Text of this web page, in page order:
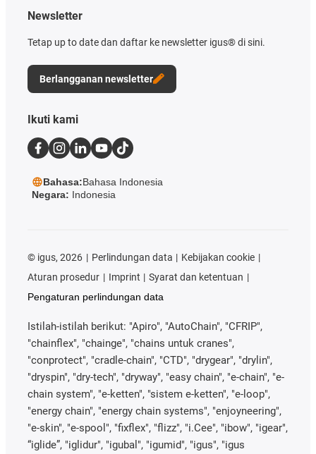
Newsletter
Tetap up to date dan daftar ke newsletter igus® di sini.
Berlangganan newsletter
Ikuti kami
Bahasa:Bahasa Indonesia
Negara: Indonesia
© igus, 2026 Perlindungan data
Kebijakan cookie
Aturan prosedur
Imprint
Syarat dan ketentuan
Pengaturan perlindungan data
Istilah-istilah berikut: "Apiro", "AutoChain", "CFRIP",
"chainflex", "chainge", "chains untuk cranes",
"conprotect", "cradle-chain", "CTD", "drygear", "drylin",
"dryspin", "dry-tech", "dryway", "easy chain", "e-chain", "e-
chain system", "e-ketten", "sistem e-ketten", "e-loop",
"energy chain", "energy chain systems", "enjoyneering",
"e-skin", "e-spool", "fixflex", "flizz", "i.Cee", "ibow", "igear",
“iglide”, "iglidur", "igubal", "igumid", "igus", "igus